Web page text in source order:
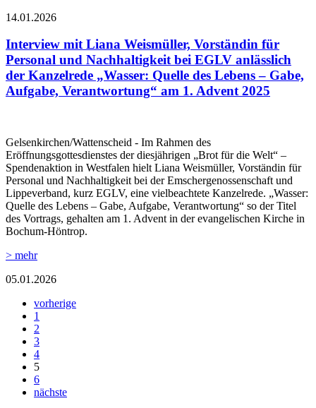
14.01.2026
Interview mit Liana Weismüller, Vorständin für
Personal und Nachhaltigkeit bei EGLV anlässlich
der Kanzelrede „Wasser: Quelle des Lebens – Gabe,
Aufgabe, Verantwortung“ am 1. Advent 2025
Gelsenkirchen/Wattenscheid - Im Rahmen des
Eröffnungsgottesdienstes der diesjährigen „Brot für die Welt“ –
Spendenaktion in Westfalen hielt Liana Weismüller, Vorständin für
Personal und Nachhaltigkeit bei der Emschergenossenschaft und
Lippeverband, kurz EGLV, eine vielbeachtete Kanzelrede. „Wasser:
Quelle des Lebens – Gabe, Aufgabe, Verantwortung“ so der Titel
des Vortrags, gehalten am 1. Advent in der evangelischen Kirche in
Bochum-Höntrop.
> mehr
05.01.2026
vorherige
1
2
3
4
5
6
nächste